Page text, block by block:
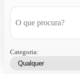
Categoria: